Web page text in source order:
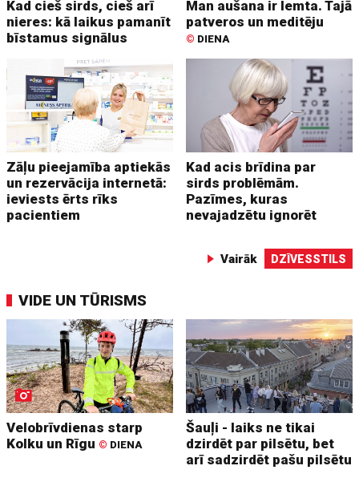
Kad cieš sirds, cieš arī
nieres: kā laikus pamanīt
bīstamus signālus
Man aušana ir lemta. Tajā
patveros un meditēju
© DIENA
Zāļu pieejamība aptiekās
un rezervācija internetā:
ieviests ērts rīks
pacientiem
Kad acis brīdina par
sirds problēmām.
Pazīmes, kuras
nevajadzētu ignorēt
Vairāk DZĪVESSTILS
VIDE UN TŪRISMS
Velobrīvdienas starp
Kolku un Rīgu © DIENA
Šauļi - laiks ne tikai
dzirdēt par pilsētu, bet
arī sadzirdēt pašu pilsētu